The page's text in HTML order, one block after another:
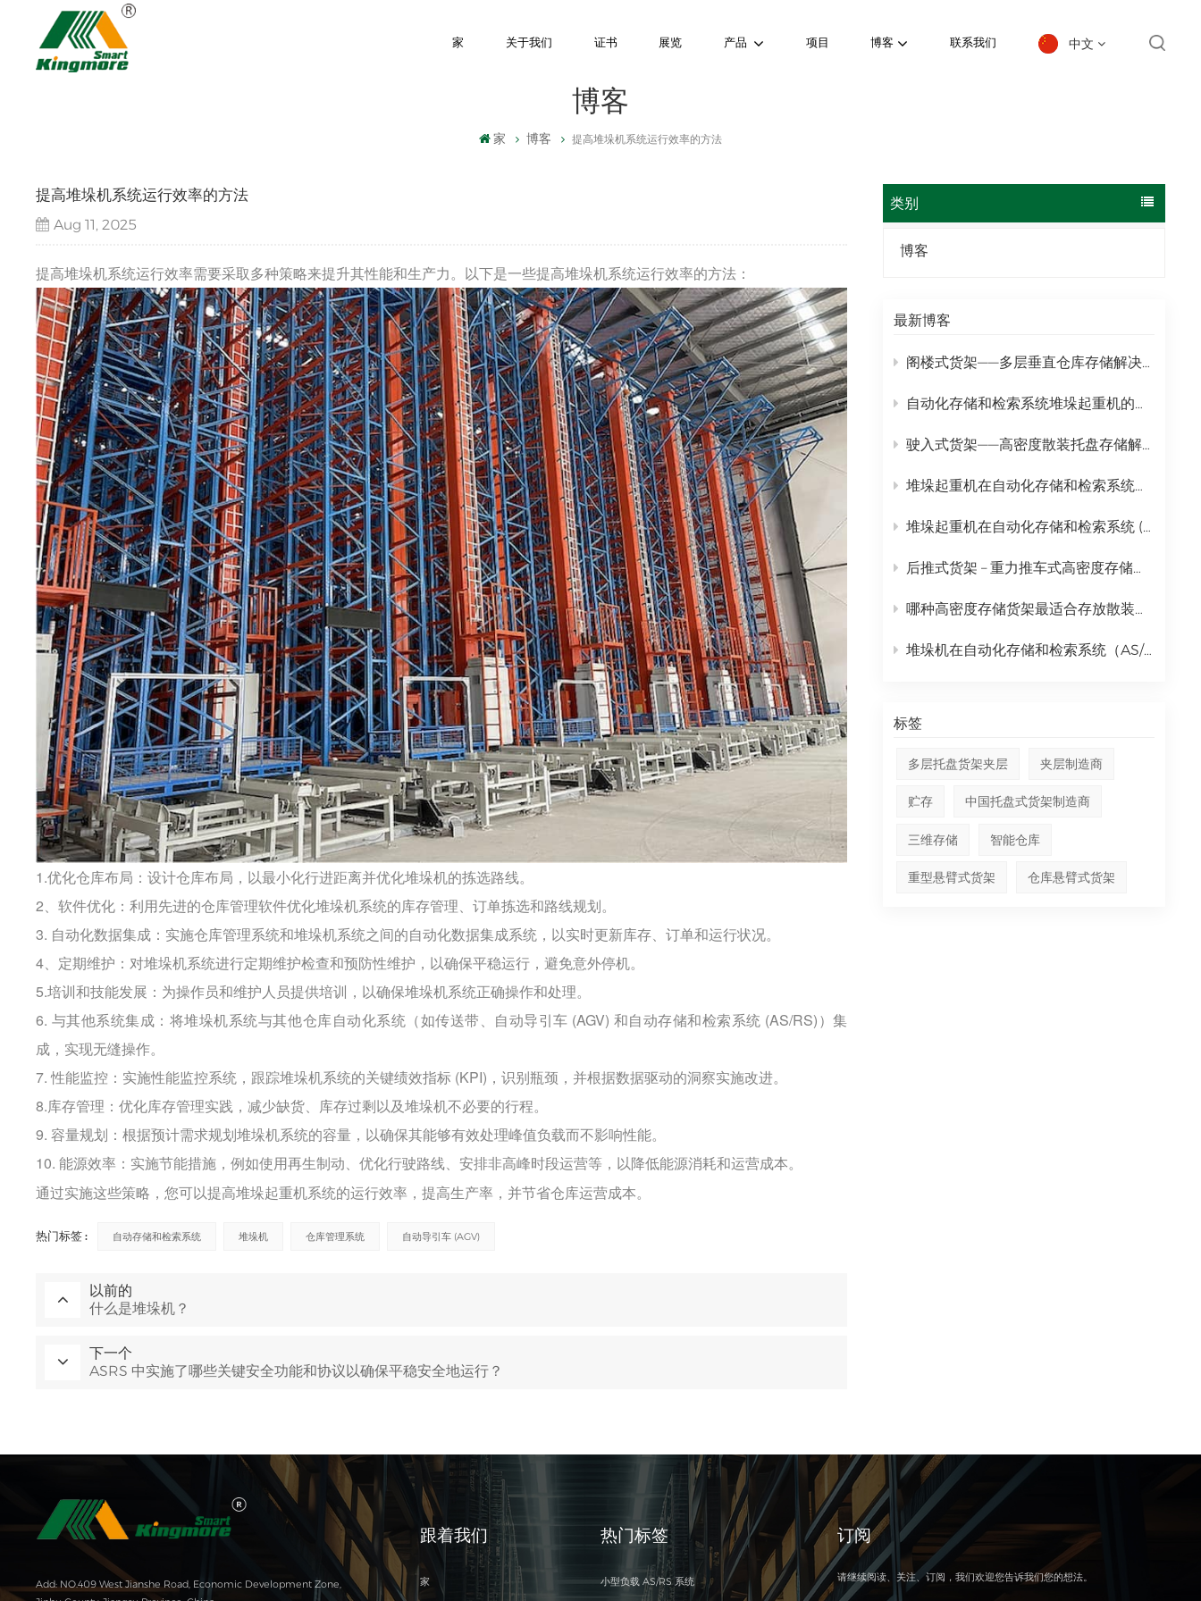
家 关于我们 证书 展览 产品 项目 博客 联系我们 中文
العربية
português
中文
русский
博客
家 博客 提高堆垛机系统运行效率的方法
类别
博客
最新博客
阁楼式货架——多层垂直仓库存储解决方案
自动化存储和检索系统堆垛起重机的完整日常维护计划
驶入式货架——高密度散装托盘存储解决方案
堆垛起重机在自动化存储和检索系统（AS/RS）中的全面应用
堆垛起重机在自动化存储和检索系统 (AS/RS) 中的作用及全面成本分析
后推式货架 – 重力推车式高密度存储解决方案
哪种高密度存储货架最适合存放散装托盘货物？ | 金摩尔驶入式货架
堆垛机在自动化存储和检索系统（AS/RS）中的作用分析
标签
多层托盘货架夹层 夹层制造商
贮存 中国托盘式货架制造商
三维存储 智能仓库
重型悬臂式货架 仓库悬臂式货架
提高堆垛机系统运行效率的方法
Aug 11, 2025
提高堆垛机系统运行效率需要采取多种策略来提升其性能和生产力。以下是一些提高堆垛机系统运行效率的方法：
1.优化仓库布局：设计仓库布局，以最小化行进距离并优化堆垛机的拣选路线。
2、软件优化：利用先进的仓库管理软件优化堆垛机系统的库存管理、订单拣选和路线规划。
3. 自动化数据集成：实施仓库管理系统和堆垛机系统之间的自动化数据集成系统，以实时更新库存、订单和运行状况。
4、定期维护：对堆垛机系统进行定期维护检查和预防性维护，以确保平稳运行，避免意外停机。
5.培训和技能发展：为操作员和维护人员提供培训，以确保堆垛机系统正确操作和处理。
6. 与其他系统集成：将堆垛机系统与其他仓库自动化系统（如传送带、自动导引车 (AGV) 和自动存储和检索系统 (AS/RS)）集
成，实现无缝操作。
7. 性能监控：实施性能监控系统，跟踪堆垛机系统的关键绩效指标 (KPI)，识别瓶颈，并根据数据驱动的洞察实施改进。
8.库存管理：优化库存管理实践，减少缺货、库存过剩以及堆垛机不必要的行程。
9. 容量规划：根据预计需求规划堆垛机系统的容量，以确保其能够有效处理峰值负载而不影响性能。
10. 能源效率：实施节能措施，例如使用再生制动、优化行驶路线、安排非高峰时段运营等，以降低能源消耗和运营成本。
通过实施这些策略，您可以提高堆垛起重机系统的运行效率，提高生产率，并节省仓库运营成本。
热门标签 : 自动存储和检索系统 堆垛机 仓库管理系统 自动导引车 (AGV)
以前的
什么是堆垛机？
下一个
ASRS 中实施了哪些关键安全功能和协议以确保平稳安全地运行？
Add: NO.409 West Jianshe Road, Economic Development Zone,
跟着我们
家
热门标签
小型负载 AS/RS 系统
订阅
请继续阅读、关注、订阅，我们欢迎您告诉我们您的想法。